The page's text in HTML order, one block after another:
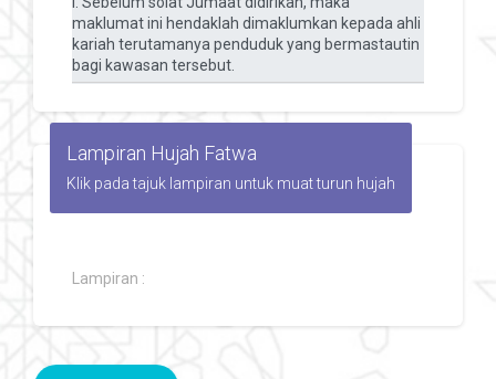
Lampiran Hujah Fatwa
Klik pada tajuk lampiran untuk muat turun hujah
Lampiran :